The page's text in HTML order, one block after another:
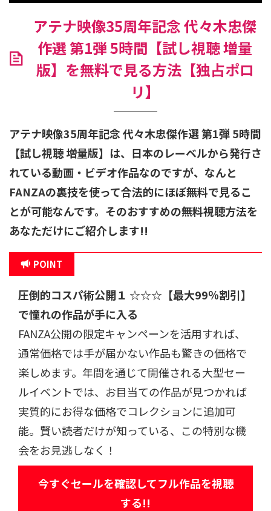
アテナ映像35周年記念 代々木忠傑
作選 第1弾 5時間【試し視聴 増量
版】を無料で見る方法【独占ポロ
リ】
アテナ映像35周年記念 代々木忠傑作選 第1弾 5時間
【試し視聴 増量版】 は、日本のレーベルから発行さ
れている動画・ビデオ作品なのですが、なんと
FANZAの裏技を使って合法的にほぼ無料で見るこ
とが可能なんです。そのおすすめの無料視聴方法を
あなただけにご紹介します!!
POINT
圧倒的コスパ術公開１ ☆☆☆ 【最大99％割引】
で憧れの作品が手に入る
FANZA公開の限定キャンペーンを活用すれば、
通常価格では手が届かない作品も驚きの価格で
楽しめます。年間を通じて開催される大型セー
ルイベントでは、お目当ての作品が見つかれば
実質的にお得な価格でコレクションに追加可
能。賢い読者だけが知っている、この特別な機
会をお見逃しなく！
今すぐセールを確認してフル作品を視聴
する!!